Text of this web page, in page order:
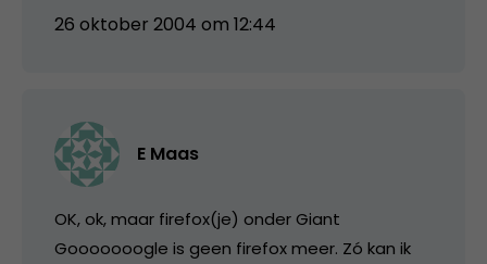
26 oktober 2004 om 12:44
E Maas
OK, ok, maar firefox(je) onder Giant
Gooooooogle is geen firefox meer. Zó kan ik